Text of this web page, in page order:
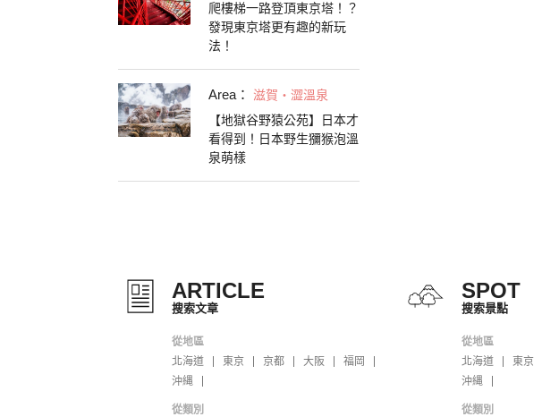
爬樓梯一路登頂東京塔！？
發現東京塔更有趣的新玩
法！
Area：
滋賀・澀溫泉
【地獄谷野猿公苑】日本才
看得到！日本野生獼猴泡溫
泉萌樣
ARTICLE
搜索文章
從地區
北海道
東京 京都 大阪
福岡
沖縄
從類別
SPOT
搜索景點
從地區
北海道
東京
沖縄
從類別